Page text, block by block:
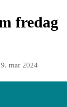
fredag
mar 2024